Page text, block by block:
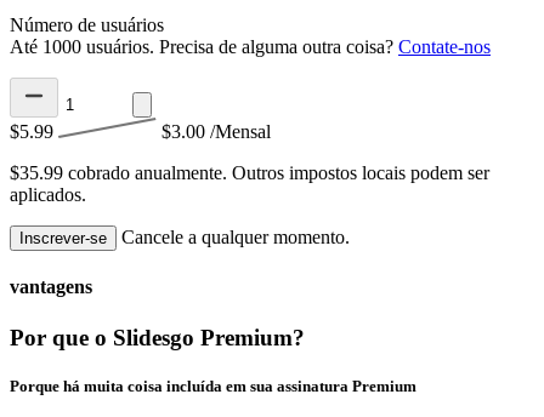
Número de usuários
Até 1000 usuários. Precisa de alguma outra coisa? Contate-nos
$5.99 $3.00 /Mensal
$35.99 cobrado anualmente. Outros impostos locais podem ser
aplicados.
Inscrever-se Cancele a qualquer momento.
vantagens
Por que o Slidesgo Premium?
Porque há muita coisa incluída em sua assinatura Premium